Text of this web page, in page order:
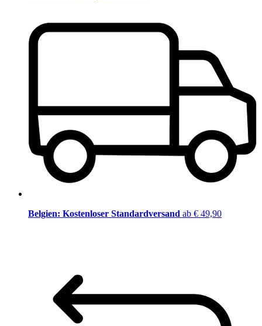
Belgien: Kostenloser Standardversand ab € 49,90